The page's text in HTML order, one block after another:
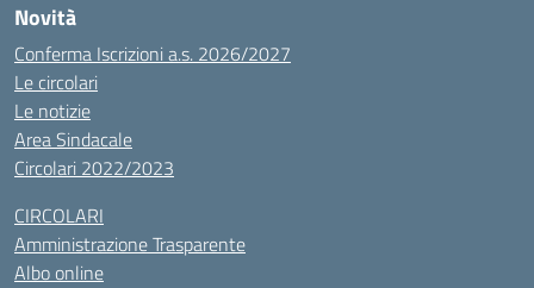
Novità
Conferma Iscrizioni a.s. 2026/2027
Le circolari
Le notizie
Area Sindacale
Circolari 2022/2023
CIRCOLARI
Amministrazione Trasparente
Albo online